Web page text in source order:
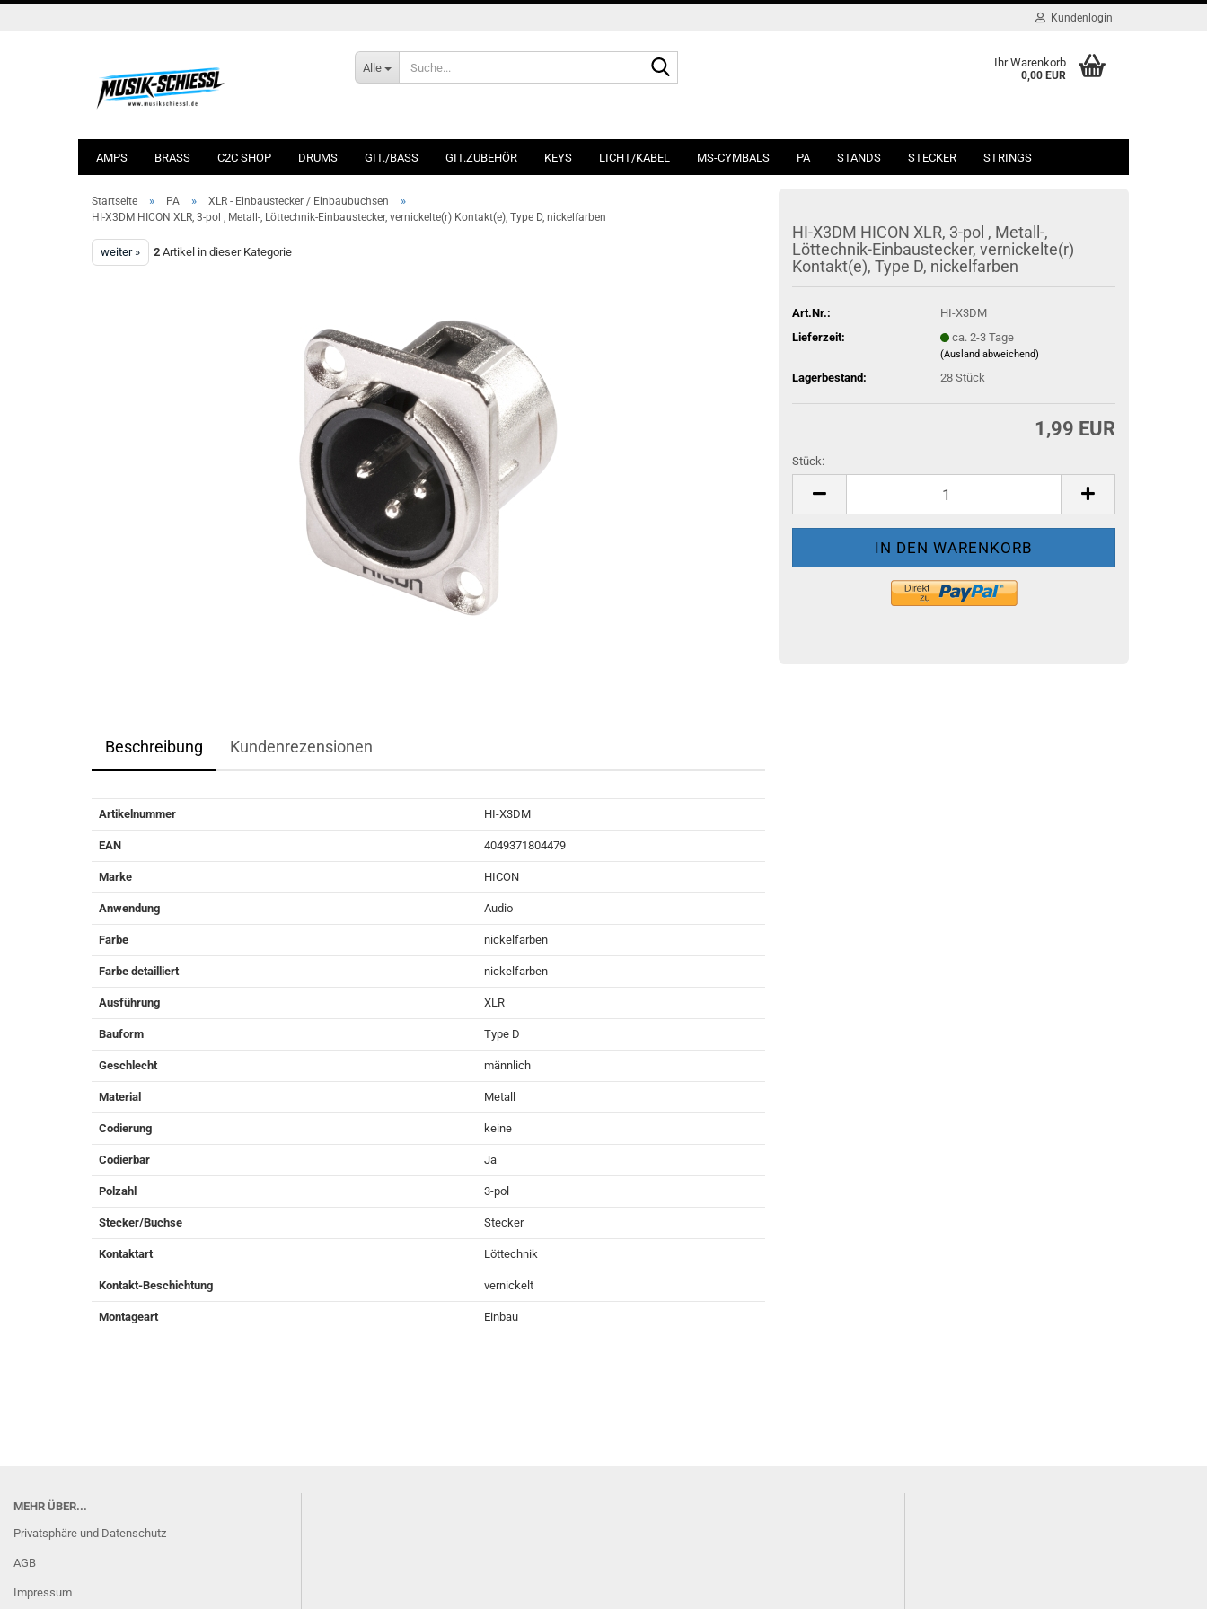
Kundenlogin
Alle Ihr Warenkorb
0,00 EUR
AMPS BRASS C2C SHOP DRUMS GIT./BASS GIT.ZUBEHÖR KEYS LICHT/KABEL MS-CYMBALS PA STANDS STECKER STRINGS
Startseite » PA » XLR - Einbaustecker / Einbaubuchsen »
HI-X3DM HICON XLR, 3-pol , Metall-, Löttechnik-Einbaustecker, vernickelte(r) Kontakt(e), Type D, nickelfarben
weiter » 2 Artikel in dieser Kategorie
HI-X3DM HICON XLR, 3-pol , Metall-,
Löttechnik-Einbaustecker, vernickelte(r)
Kontakt(e), Type D, nickelfarben
Art.Nr.:
HI-X3DM
Lieferzeit:
ca. 2-3 Tage
(Ausland abweichend)
Lagerbestand: 28 Stück
1,99 EUR
Stück:
Stück
Beschreibung Kundenrezensionen
Artikelnummer HI-X3DM
EAN 4049371804479
Marke HICON
Anwendung Audio
Farbe nickelfarben
Farbe detailliert nickelfarben
Ausführung XLR
Bauform Type D
Geschlecht männlich
Material Metall
Codierung keine
Codierbar Ja
Polzahl 3-pol
Stecker/Buchse Stecker
Kontaktart Löttechnik
Kontakt-Beschichtung vernickelt
Montageart Einbau
MEHR ÜBER...
Privatsphäre und Datenschutz
AGB
Impressum